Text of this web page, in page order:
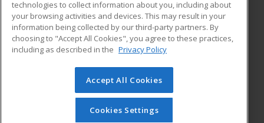
ADDITIONAL RESOURCES
Military
Financial Assistance
Help
Student Blog
© 2026 ed2go, a division of Cengage Learning. All rights
reserved. The material on this site cannot be reproduced or
redistributed unless you have obtained prior written
technologies to collect information about you, including about
your browsing activities and devices. This may result in your
information being collected by our third-party partners. By
choosing to "Accept All Cookies", you agree to these practices,
including as described in the Privacy Policy
Accept All Cookies
Cookies Settings